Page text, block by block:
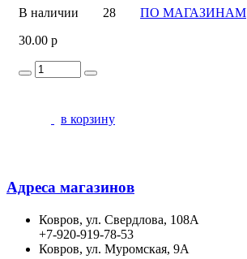
В наличии 28
ПО МАГАЗИНАМ
30.00 р
в корзину
Адреса магазинов
Ковров, ул. Свердлова, 108А
+7-920-919-78-53
Ковров, ул. Муромская, 9А